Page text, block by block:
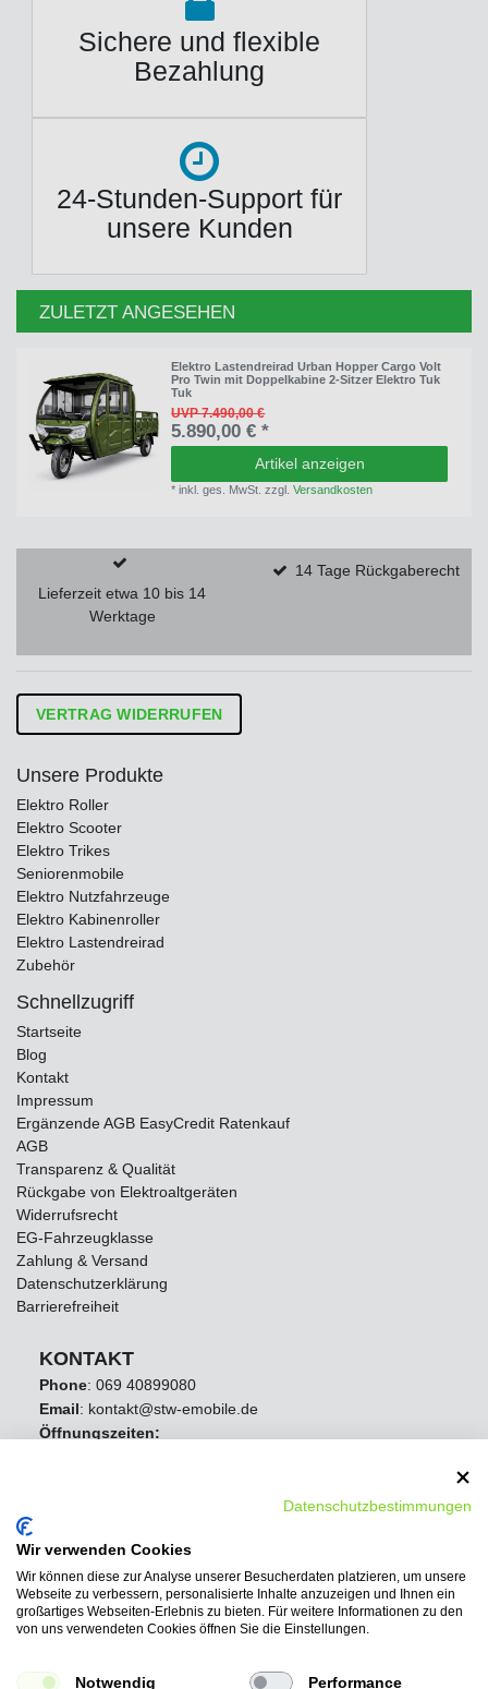
Sichere und flexible
Bezahlung
24-Stunden-Support für
unsere Kunden
ZULETZT ANGESEHEN
Elektro Lastendreirad Urban Hopper Cargo Volt
Pro Twin mit Doppelkabine 2-Sitzer Elektro Tuk
Tuk
UVP 7.490,00 €
5.890,00 € *
Artikel anzeigen
*inkl. ges. MwSt. zzgl.Versandkosten
Lieferzeit etwa 10 bis 14
Werktage
14 Tage Rückgaberecht
VERTRAG WIDERRUFEN
Unsere Produkte
Elektro Roller
Elektro Scooter
Elektro Trikes
Seniorenmobile
Elektro Nutzfahrzeuge
Elektro Kabinenroller
Elektro Lastendreirad
Zubehör
Schnellzugriff
Startseite
Blog
Kontakt
Impressum
Ergänzende AGB EasyCredit Ratenkauf
AGB
Transparenz & Qualität
Rückgabe von Elektroaltgeräten
Widerrufsrecht
EG-Fahrzeugklasse
Zahlung & Versand
Datenschutzerklärung
Barrierefreiheit
KONTAKT
Phone: 069 40899080
Email: kontakt@stw-emobile.de
Öffnungszeiten:
Datenschutzbestimmungen
Wir verwenden Cookies
Wir können diese zur Analyse unserer Besucherdaten platzieren, um unsere
Webseite zu verbessern, personalisierte Inhalte anzuzeigen und Ihnen ein
großartiges Webseiten-Erlebnis zu bieten. Für weitere Informationen zu den
von uns verwendeten Cookies öffnen Sie die Einstellungen.
Notwendig Performance